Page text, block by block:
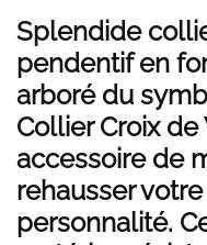
Splendide
pendentif en
arboré du
Collier Croix
accessoire de
rehausser
personnalité.